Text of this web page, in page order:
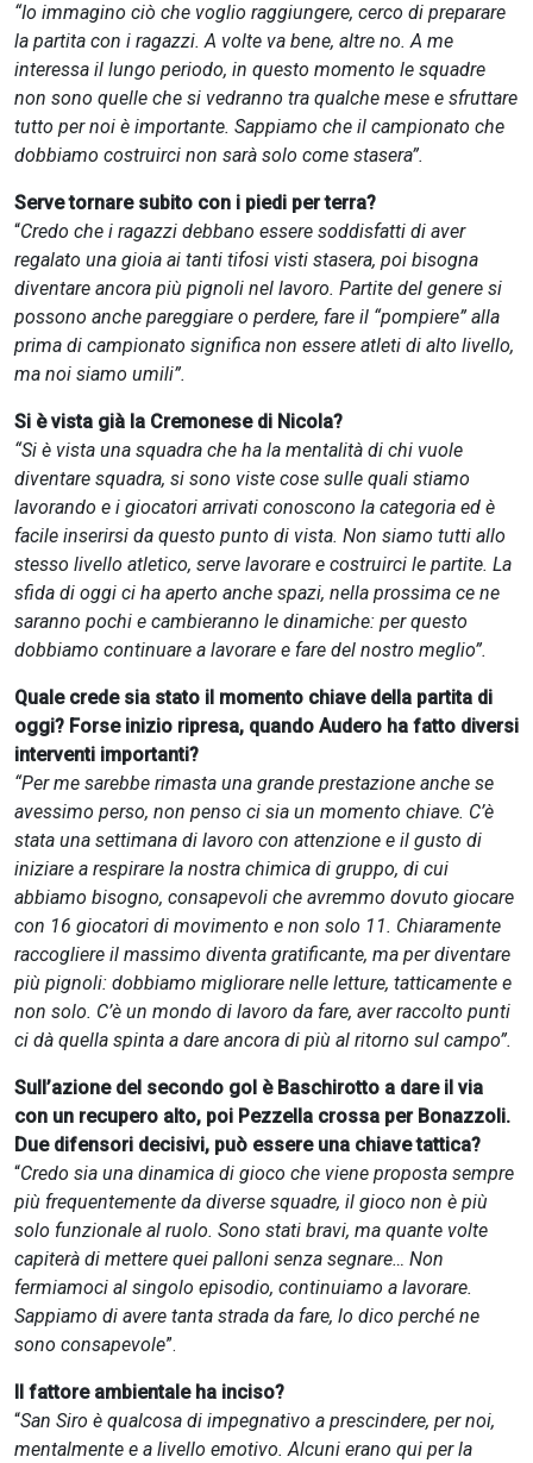
“Io immagino ciò che voglio raggiungere, cerco di preparare
la partita con i ragazzi. A volte va bene, altre no. A me
interessa il lungo periodo, in questo momento le squadre
non sono quelle che si vedranno tra qualche mese e sfruttare
tutto per noi è importante. Sappiamo che il campionato che
dobbiamo costruirci non sarà solo come stasera”.
Serve tornare subito con i piedi per terra?
“Credo che i ragazzi debbano essere soddisfatti di aver
regalato una gioia ai tanti tifosi visti stasera, poi bisogna
diventare ancora più pignoli nel lavoro. Partite del genere si
possono anche pareggiare o perdere, fare il “pompiere” alla
prima di campionato significa non essere atleti di alto livello,
ma noi siamo umili”.
Si è vista già la Cremonese di Nicola?
“Si è vista una squadra che ha la mentalità di chi vuole
diventare squadra, si sono viste cose sulle quali stiamo
lavorando e i giocatori arrivati conoscono la categoria ed è
facile inserirsi da questo punto di vista. Non siamo tutti allo
stesso livello atletico, serve lavorare e costruirci le partite. La
sfida di oggi ci ha aperto anche spazi, nella prossima ce ne
saranno pochi e cambieranno le dinamiche: per questo
dobbiamo continuare a lavorare e fare del nostro meglio”.
Quale crede sia stato il momento chiave della partita di
oggi? Forse inizio ripresa, quando Audero ha fatto diversi
interventi importanti?
“Per me sarebbe rimasta una grande prestazione anche se
avessimo perso, non penso ci sia un momento chiave. C’è
stata una settimana di lavoro con attenzione e il gusto di
iniziare a respirare la nostra chimica di gruppo, di cui
abbiamo bisogno, consapevoli che avremmo dovuto giocare
con 16 giocatori di movimento e non solo 11. Chiaramente
raccogliere il massimo diventa gratificante, ma per diventare
più pignoli: dobbiamo migliorare nelle letture, tatticamente e
non solo. C’è un mondo di lavoro da fare, aver raccolto punti
ci dà quella spinta a dare ancora di più al ritorno sul campo”.
Sull’azione del secondo gol è Baschirotto a dare il via
con un recupero alto, poi Pezzella crossa per Bonazzoli.
Due difensori decisivi, può essere una chiave tattica?
“Credo sia una dinamica di gioco che viene proposta sempre
più frequentemente da diverse squadre, il gioco non è più
solo funzionale al ruolo. Sono stati bravi, ma quante volte
capiterà di mettere quei palloni senza segnare… Non
fermiamoci al singolo episodio, continuiamo a lavorare.
Sappiamo di avere tanta strada da fare, lo dico perché ne
sono consapevole”.
Il fattore ambientale ha inciso?
“San Siro è qualcosa di impegnativo a prescindere, per noi,
mentalmente e a livello emotivo. Alcuni erano qui per la